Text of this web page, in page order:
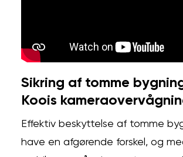
Sikring af tomme
Koois
Effektiv beskyttelse af tomme
have en afgørende forskel, og